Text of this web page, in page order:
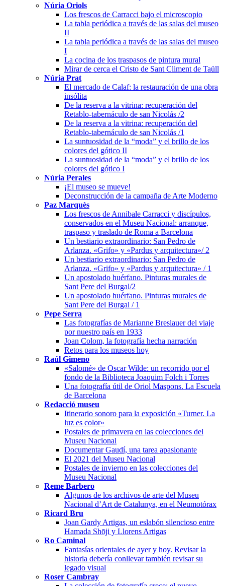
Núria Oriols
Los frescos de Carracci bajo el microscopio
La tabla periódica a través de las salas del museo
II
La tabla periódica a través de las salas del museo
I
La cocina de los traspasos de pintura mural
Mirar de cerca el Cristo de Sant Climent de Taüll
Núria Prat
El mercado de Calaf: la restauración de una obra
insólita
De la reserva a la vitrina: recuperación del
Retablo-tabernáculo de san Nicolás /2
De la reserva a la vitrina: recuperación del
Retablo-tabernáculo de san Nicolás /1
La suntuosidad de la “moda” y el brillo de los
colores del gótico II
La suntuosidad de la “moda” y el brillo de los
colores del gótico I
Núria Perales
¡El museo se mueve!
Deconstrucción de la campaña de Arte Moderno
Paz Marquès
Los frescos de Annibale Carracci y discípulos,
conservados en el Museu Nacional: arranque,
traspaso y traslado de Roma a Barcelona
Un bestiario extraordinario: San Pedro de
Arlanza. «Grifo» y «Pardus y arquitectura»/ 2
Un bestiario extraordinario: San Pedro de
Arlanza. «Grifo» y «Pardus y arquitectura» / 1
Un apostolado huérfano. Pinturas murales de
Sant Pere del Burgal/2
Un apostolado huérfano. Pinturas murales de
Sant Pere del Burgal / 1
Pepe Serra
Las fotografías de Marianne Breslauer del viaje
por nuestro país en 1933
Joan Colom, la fotografía hecha narración
Retos para los museos hoy
Raúl Gimeno
«Salomé» de Oscar Wilde: un recorrido por el
fondo de la Biblioteca Joaquim Folch i Torres
Una fotografía útil de Oriol Maspons. La Escuela
de Barcelona
Redacció museu
Itinerario sonoro para la exposición «Turner. La
luz es color»
Postales de primavera en las colecciones del
Museu Nacional
Documentar Gaudí, una tarea apasionante
El 2021 del Museu Nacional
Postales de invierno en las colecciones del
Museu Nacional
Reme Barbero
Algunos de los archivos de arte del Museu
Nacional d’Art de Catalunya, en el Neumotórax
Ricard Bru
Joan Gardy Artigas, un eslabón silencioso entre
Hamada Shōji y Llorens Artigas
Ro Caminal
Fantasías orientales de ayer y hoy. Revisar la
historia debería conllevar también revisar su
legado visual
Roser Cambray